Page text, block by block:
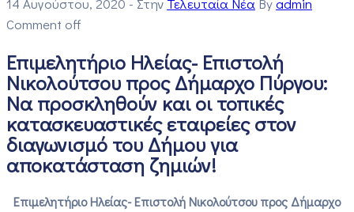
Comment off
Επιμελητήριο Ηλείας- Επιστολή
Νικολούτσου προς Δήμαρχο Πύργου:
Να προσκληθούν και οι τοπικές
κατασκευαστικές εταιρείες στον
διαγωνισμό του Δήμου για
αποκατάσταση ζημιών!
Επιμελητήριο Ηλείας- Επιστολή Νικολούτσου προς Δήμαρχο